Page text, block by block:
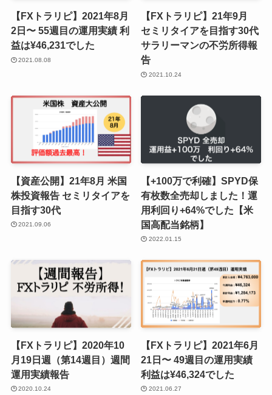
【FXトラリピ】2021年8月
2日〜 55週目の運用実績 利
益は¥46,231でした
2021.08.08
【FXトラリピ】21年9月
セミリタイアを目指す30代
サラリーマンの不労所得報
告
2021.10.24
【資産公開】21年8月 米国
株投資報告 セミリタイアを
目指す30代
2021.09.06
【+100万で利確】SPYD保
有枚数全売却しました！運
用利回り+64%でした【米
国高配当銘柄】
2022.01.15
【FXトラリピ】2020年10
月19日週（第14週目）週間
運用実績報告
2020.10.24
【FXトラリピ】2021年6月
21日〜 49週目の運用実績
利益は¥46,324でした
2021.06.27